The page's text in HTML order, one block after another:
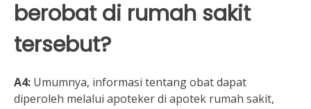
berobat di rumah sakit
tersebut?
A4: Umumnya, informasi tentang obat dapat
diperoleh melalui apoteker di apotek rumah sakit,